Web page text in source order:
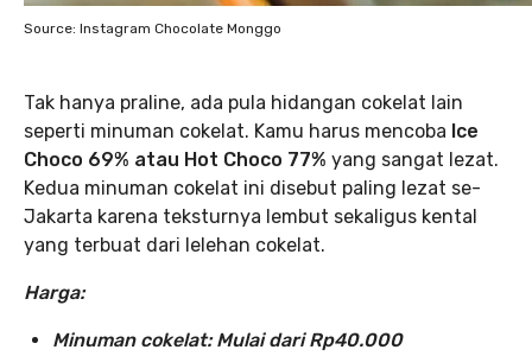
Source: Instagram Chocolate Monggo
Tak hanya praline, ada pula hidangan cokelat lain
seperti minuman cokelat. Kamu harus mencoba Ice
Choco 69% atau Hot Choco 77% yang sangat lezat.
Kedua minuman cokelat ini disebut paling lezat se-
Jakarta karena teksturnya lembut sekaligus kental
yang terbuat dari lelehan cokelat.
Harga:
Minuman cokelat: Mulai dari Rp40.000